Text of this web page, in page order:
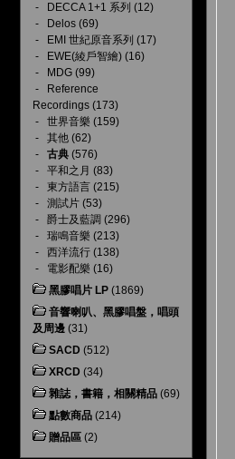
-
DECCA 1+1 系列 (12)
-
Delos (69)
-
EMI 世紀原音系列 (17)
-
EWE(綾戶智繪) (16)
-
MDG (99)
-
Reference
Recordings (173)
- 世界音樂 (159)
- 其他 (62)
- 古典 (576)
- 平和之月 (83)
- 東方語言 (215)
- 測試片 (53)
- 爵士及藍調 (296)
- 瑞鳴音樂 (213)
- 西洋流行 (138)
- 電影配樂 (16)
黑膠唱片 LP (1869)
音響喇叭、黑膠唱盤，唱頭
及周邊 (31)
SACD (512)
XRCD (34)
雜誌，書籍，相關精品 (69)
點數商品 (214)
贈品區 (2)